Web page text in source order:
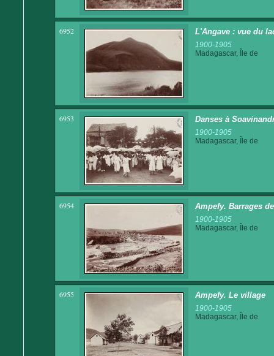
6952 L'Angave : vue du
1900-1905
Madagascar, Île de
6953 Danses à
1900-1905
Madagascar, Île de
6954 Ampefy. Barrages
1900-1905
Madagascar, Île de
6955 Ampefy. Le village
1900-1905
Madagascar, Île de